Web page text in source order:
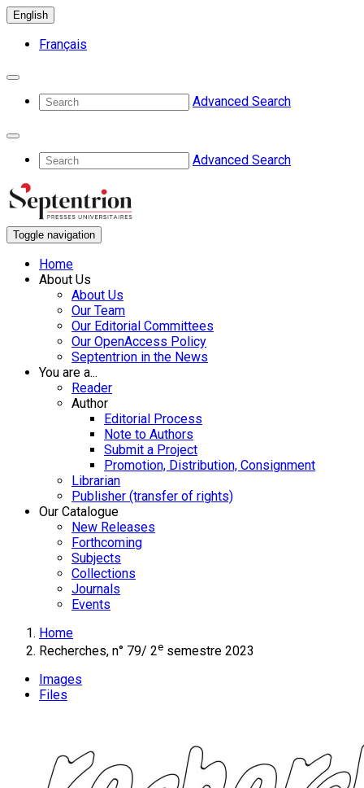
English
Français
Advanced Search
Advanced Search
Toggle navigation
Home
About Us
About Us
Our Team
Our Editorial Committees
Our OpenAccess Policy
Septentrion in the News
You are a...
Reader
Author
Editorial Process
Note to Authors
Submit a Project
Promotion, Distribution, Consignment
Librarian
Publisher (transfer of rights)
Our Catalogue
New Releases
Forthcoming
Subjects
Collections
Journals
Events
Home
Recherches, n° 79/ 2e semestre 2023
Images
Files